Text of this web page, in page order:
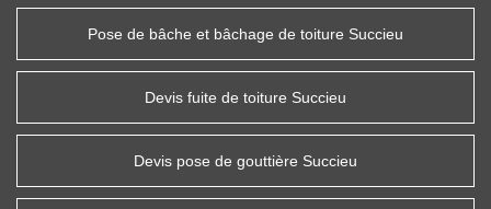
Pose de bâche et bâchage de toiture Succieu
Devis fuite de toiture Succieu
Devis pose de gouttière Succieu